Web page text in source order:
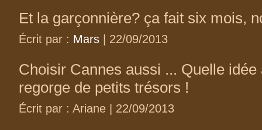
Et la garçonnière? ça fait six mois,
Écrit par : Mars | 22/09/2013
Choisir Cannes aussi ... Quelle
regorge de petits trésors !
Écrit par : Ariane | 22/09/2013